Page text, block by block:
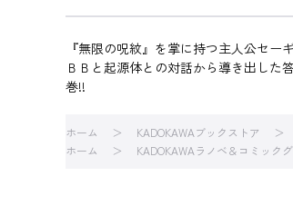
『無限の呪紋』を掌に持つ主人公セー
ＢＢと起源体との対話から導き出した
巻!!
ホーム KADOKAWAブックストア
ホーム
KADOKAWAラノベ＆コミック